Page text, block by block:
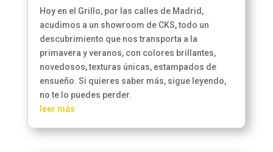
Hoy en el Grillo, por las calles de Madrid,
acudimos a un showroom de CKS, todo un
descubrimiento que nos transporta a la
primavera y veranos, con colores brillantes,
novedosos, texturas únicas, estampados de
ensueño. Si quieres saber más, sigue leyendo,
no te lo puedes perder.
leer más